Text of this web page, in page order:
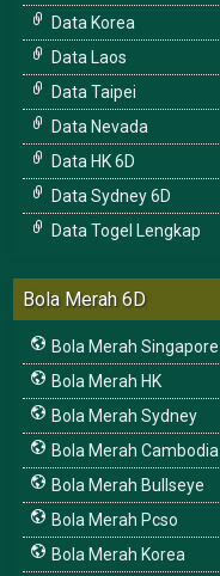
Data Korea
Data Laos
Data Taipei
Data Nevada
Data HK 6D
Data Sydney 6D
Data Togel Lengkap
Bola Merah 6D
Bola Merah Singapore
Bola Merah HK
Bola Merah Sydney
Bola Merah Cambodia
Bola Merah Bullseye
Bola Merah Pcso
Bola Merah Korea